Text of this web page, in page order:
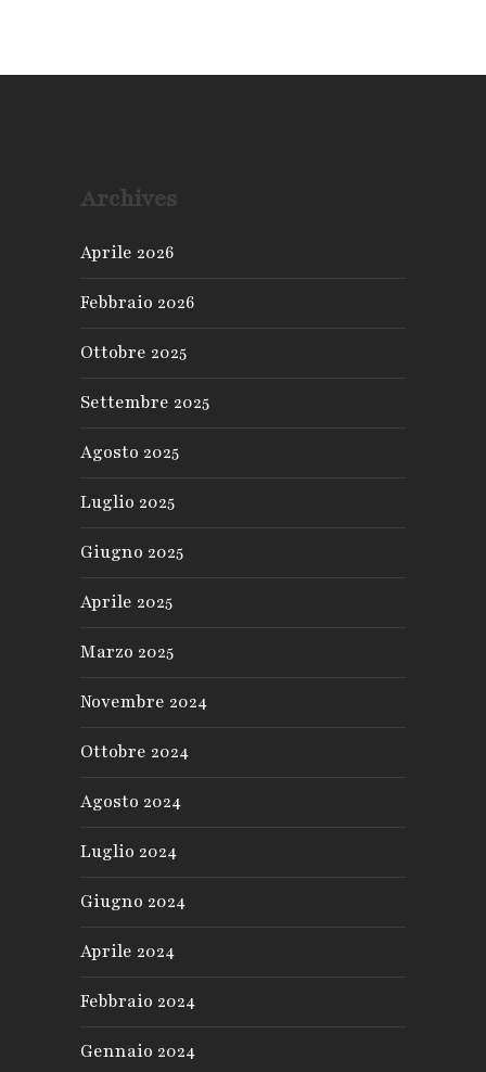
Archives
Aprile 2026
Febbraio 2026
Ottobre 2025
Settembre 2025
Agosto 2025
Luglio 2025
Giugno 2025
Aprile 2025
Marzo 2025
Novembre 2024
Ottobre 2024
Agosto 2024
Luglio 2024
Giugno 2024
Aprile 2024
Febbraio 2024
Gennaio 2024